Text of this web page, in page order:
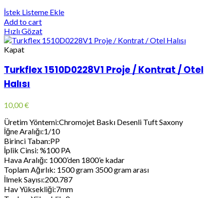
İstek Listeme Ekle
Add to cart
Hızlı Gözat
Kapat
Turkflex 1510D0228V1 Proje / Kontrat / Otel
Halısı
10,00€
Üretim Yöntemi:Chromojet Baskı Desenli Tuft Saxony
İğne Aralığı:1/10
Birinci Taban:PP
İplik Cinsi: %100 PA
Hava Aralığı: 1000’den 1800’e kadar
Toplam Ağırlık: 1500 gram 3500 gram arası
İlmek Sayısı:200.787
Hav Yüksekliği:7mm